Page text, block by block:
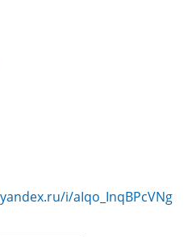
i/aIqo_InqBPcVNg